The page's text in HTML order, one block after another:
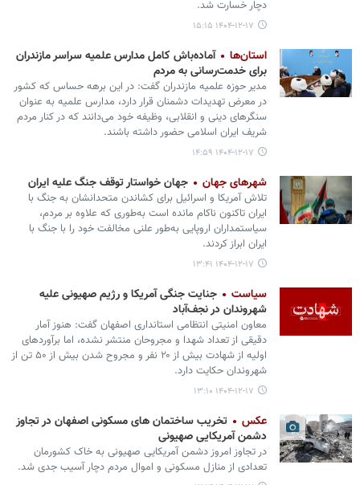
دچار خسارت شد.
۱۴۰۴-۱۲-۱۷ ۱۵:۱۵
استان‌ها
آماده‌باش کامل مدارس علمیه سراسر مازندران
برای خدمت‌رسانی به مردم
مدیر حوزه علمیه مازندران گفت: در این برهه حساس که کشور
در معرض تهدیدات دشمنان قرار دارد، مدارس علمیه به عنوان
سنگرهای دینی و انقلابی، وظیفه خود می‌دانند که در کنار مردم
شریف ایران اسلامی حضور داشته باشند.
۱۴۰۴-۱۲-۱۷ ۱۴:۵۹
شهرهای جهان جهان خواستار توقف جنگ علیه ایران
تلاش آمریکا و اسرائیل برای کشاندن متحدانشان به جنگ با
ایران تاکنون ناکام مانده است به‌طوری که علاوه بر مردم،
سیاستمداران اروپایی به‌طور علنی مخالفت خود را با جنگ با
ایران ابراز کردند.
۱۴۰۴-۱۲-۱۷ ۱۳:۴۱
سیاست
جنایت جنگی آمریکا و رژیم صهیونی علیه
شهروندان در نجف‌آباد
معاون امنیتی انتظامی استانداری اصفهان گفت: هنوز آمار
دقیقی از تعداد شهدا و مجروحان منتشر نشده، اما برآوردهای
اولیه از شهادت بیش از ۲۰ نفر و مجروح شدن بیش از ۵۰ تن از
شهروندان حکایت دارد.
۱۴۰۴-۱۲-۱۷ ۱۳:۱۰
عکس
تخریب ساختمان های مسکونی اصفهان در تجاوز
دشمن آمریکایی صهیونی
در تجاوز امروز دشمن آمریکایی صهیونی به خاک کشورمان
تعدادی از منازل مسکونی و اموال مردم دچار آسیب جدی شد.